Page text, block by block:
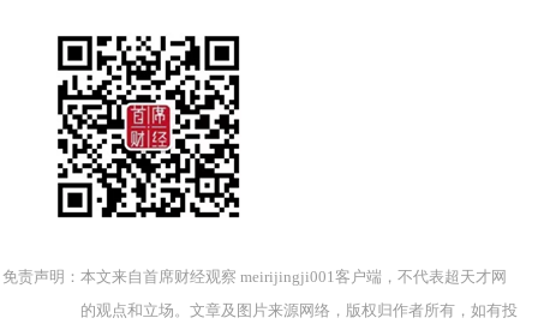
免责声明：本文来自首席财经观察 meirijingji001客户端，不代表超天才网
的观点和立场。文章及图片来源网络，版权归作者所有，如有投